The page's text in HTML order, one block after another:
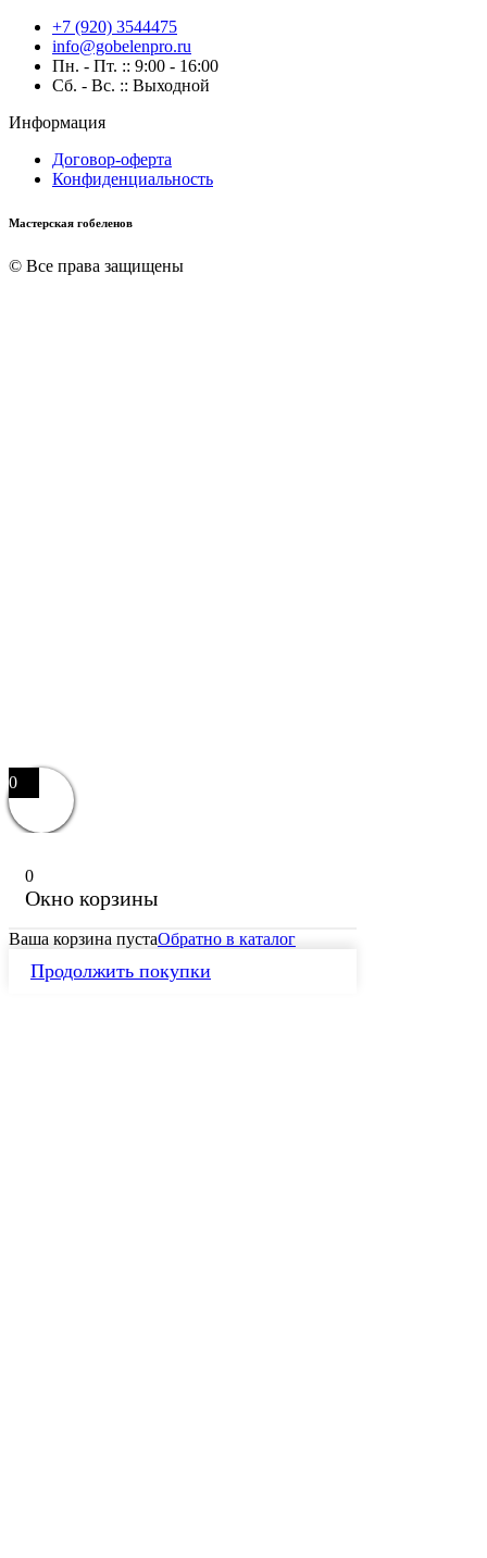
+7 (920) 3544475
info@gobelenpro.ru
Пн. - Пт. :: 9:00 - 16:00
Сб. - Вс. :: Выходной
Информация
Договор-оферта
Конфиденциальность
Мастерская гобеленов
© Все права защищены
0
0
Окно корзины
Ваша корзина пустаОбратно в каталог
Продолжить покупки